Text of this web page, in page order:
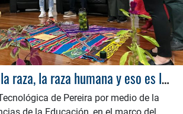
“Somos una sola raza, la raza humana y eso es lo que nos une”: segunda Convención de Afrocolombianidad y Educación en la UTP
de Pereira por medio de la